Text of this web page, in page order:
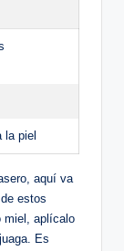
la piel
aquí va
estos
miel, aplícalo
Es